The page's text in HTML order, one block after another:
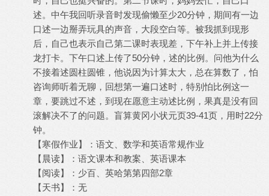
述。中午我回听录音时发现偷懒至少20分钟，期间有一边
口述一边掰弄玩具的声音，大段空白等。被我抓到现形
后，自己也表示自己第二课时表现差，下午补上并上传接
龙打卡。下午口述上传了50分钟，述的比例。问他为什么
不接着述圆柱圆锥，他说因为计算太大，总在算数了，怕
咨询师听着无聊，回想第一遍口述时，特别怕比例这一
章，要跳过不述，到现在愿意主动述比例，果真是没有回
滚解决不了的问题。盲算黄冈小状元页39-41页，用时22分
钟。
【寒假作业】：语文、数学和英语常规作业
【晨读】：语文课本和教案、英语课本
【阅读】：少百、英哈第第四部2章
【天书】：无